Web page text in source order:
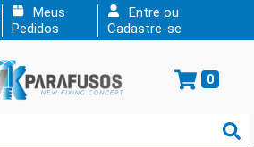
Meus
Pedidos
Entre ou
Cadastre-se
0